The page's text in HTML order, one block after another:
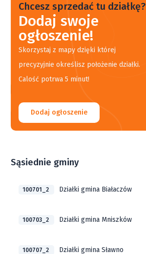
Chcesz sprzedać tu działkę?
Dodaj swoje
ogłoszenie!
Skorzystaj z mapy dzięki której
precyzyjnie określisz położenie działki.
Calość potrwa 5 minut!
Dodaj ogłoszenie
Sąsiednie gminy
100701_2 Działki gmina Białaczów
100703_2 Działki gmina Mniszków
100707_2 Działki gmina Sławno